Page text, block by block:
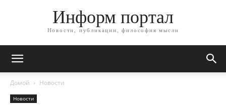
Информ портал
Новости, публикации, философия мысли
Домой Новости
Новости